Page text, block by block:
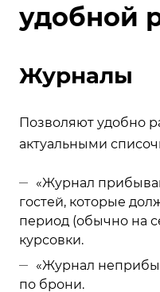
удобной
Журналы
Позволяют удобно
актуальными
«Журнал
гостей, которые
период (обычно на
курсовки.
«Журнал
по брони.